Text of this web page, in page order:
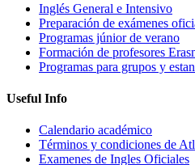
Inglés General e Intensivo
Preparación de exámenes
Programas júnior de verano
Formación de profesores
Programas para grupos y
Useful Info
Calendario académico
Términos y condiciones de
Examenes de Ingles Oficiales